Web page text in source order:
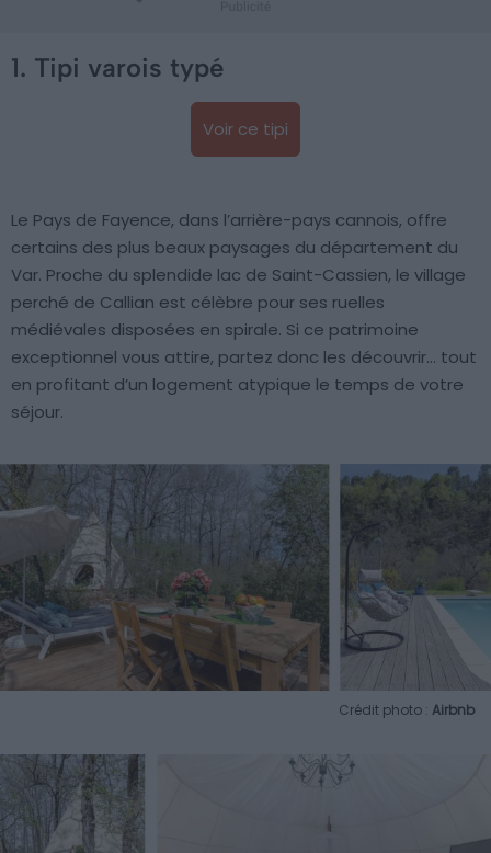
1. Tipi varois typé
Voir ce tipi
Le Pays de Fayence, dans l’arrière-pays cannois, offre
certains des plus beaux paysages du département du
Var. Proche du splendide lac de Saint-Cassien, le village
perché de Callian est célèbre pour ses ruelles
médiévales disposées en spirale. Si ce patrimoine
exceptionnel vous attire, partez donc les découvrir… tout
en profitant d’un logement atypique le temps de votre
séjour.
Crédit photo : Airbnb